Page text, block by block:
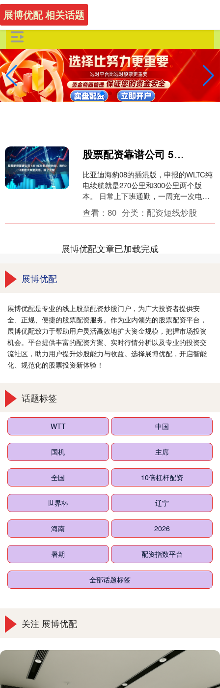
展博优配 相关话题
股票配资靠谱公司 5米1车长配后轮转向，海豹08要把大车变灵活，除了云辇
比亚迪海豹08的插混版，申报的WLTC纯
电续航就是270公里和300公里两个版
本。 日常上下班通勤，一周充一次电可
能就够了。 这数字已经比市面上不少标
称四五百公....
查看：80 分类：配资短线炒股
展博优配文章已加载完成
展博优配
展博优配是专业的线上股票配资炒股门户，为广大投资者提供安
全、正规、便捷的股票配资服务。作为业内领先的股票配资平台，
展博优配致力于帮助用户灵活高效地扩大资金规模，把握市场投资
机会。平台提供丰富的配资方案、实时行情分析以及专业的投资交
流社区，助力用户提升炒股能力与收益。选择展博优配，开启智能
化、规范化的股票投资新体验！
话题标签
WTT 中国
国机 主席
全国 10倍杠杆配资
世界杯 辽宁
海南 2026
暑期 配资指数平台
全部话题标签
关注 展博优配